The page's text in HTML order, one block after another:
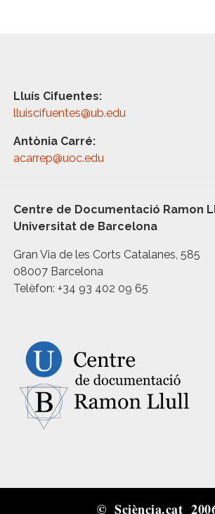
Lluís Cifuentes:
lluiscifuentes@ub.edu
Antònia Carré:
acarrep@uoc.edu
Centre de Documentació Ramon
Universitat de Barcelona
Gran Via de les Corts Catalanes, 585
08007 Barcelona
Telèfon: +34 93 402 09 65
© Sciència.cat